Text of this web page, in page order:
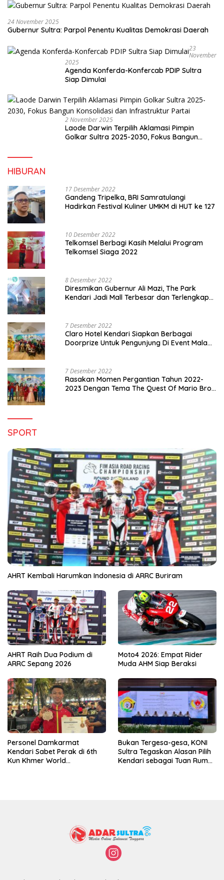
24 November 2025
Gubernur Sultra: Parpol Penentu Kualitas Demokrasi Daerah
23
November
2025
Agenda Konferda-Konfercab PDIP Sultra
Siap Dimulai
2 November 2025
Laode Darwin Terpilih Aklamasi Pimpin
Golkar Sultra 2025-2030, Fokus Bangun
HIBURAN
17 Desember 2022
Gandeng Tripelka, BRI Samratulangi
Hadirkan Festival Kuliner UMKM di HUT ke 127
10 Desember 2022
Telkomsel Berbagi Kasih Melalui Program
Telkomsel Siaga 2022
8 Desember 2022
Diresmikan Gubernur Ali Mazi, The Park
Kendari Jadi Mall Terbesar dan Terlengkap
7 Desember 2022
Claro Hotel Kendari Siapkan Berbagai
Doorprize Untuk Pengunjung Di Event Malam
7 Desember 2022
Rasakan Momen Pergantian Tahun 2022-
2023 Dengan Tema The Quest Of Mario Bros
SPORT
AHRT Kembali Harumkan Indonesia di ARRC Buriram
AHRT Raih Dua Podium di
ARRC Sepang 2026
Moto4 2026: Empat Rider
Muda AHM Siap Beraksi
Personel Damkarmat
Kendari Sabet Perak di 6th
Kun Khmer World
Bukan Tergesa-gesa, KONI
Sultra Tegaskan Alasan Pilih
Kendari sebagai Tuan Rumah